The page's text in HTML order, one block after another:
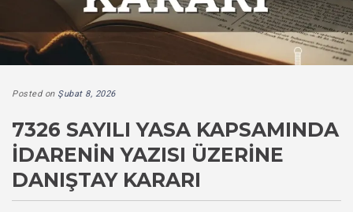
Posted on Şubat 8, 2026
7326 SAYILI YASA KAPSAMINDA
İDARENIN YAZISI ÜZERINE
DANIŞTAY KARARI